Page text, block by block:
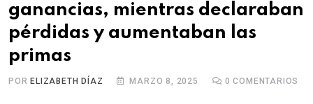
ganancias, mientras declaraban
pérdidas y aumentaban las
primas
POR ELIZABETH DÍAZ MARZO 8, 2025 0 COMENTARIOS